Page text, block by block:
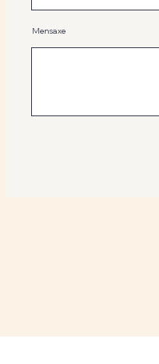
Mensaxe